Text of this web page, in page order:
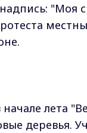
"Моя
лета
деревья.